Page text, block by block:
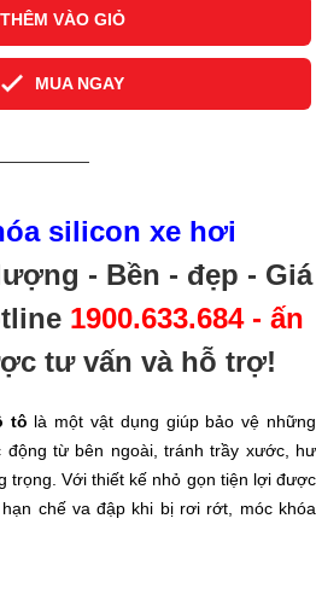
THÊM VÀO GIỎ
MUA NGAY
silicon xe hơi
- Bền - đẹp - Giá
1900.633.684 - ấn
tư vấn và hỗ trợ!
tô là một vật dụng giúp bảo vệ những
động từ bên ngoài, tránh trầy xước, hư
trọng. Với thiết kế nhỏ gọn tiện lợi được
chế va đập khi bị rơi rớt, móc khóa